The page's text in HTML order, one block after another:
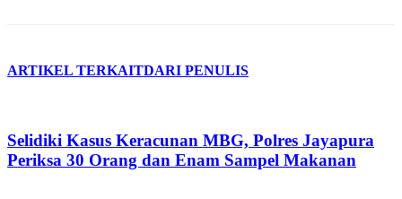
ARTIKEL TERKAITDARI PENULIS
Selidiki Kasus Keracunan MBG, Polres Jayapura
Periksa 30 Orang dan Enam Sampel Makanan